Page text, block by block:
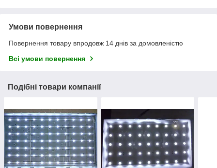
Умови повернення
Повернення товару впродовж 14 днів за домовленістю
Всі умови повернення
Подібні товари компанії